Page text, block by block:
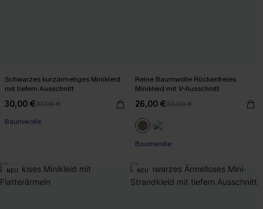
Schwarzes kurzärmeliges Minikleid
mit tiefem Ausschnitt
30,00 €37,00 €
Mit Gratis-Maßband
Reine Baumwolle Rückenfreies
Minikleid mit V-Ausschnitt
26,00 €33,00 €
Baumwolle
NEU NEU